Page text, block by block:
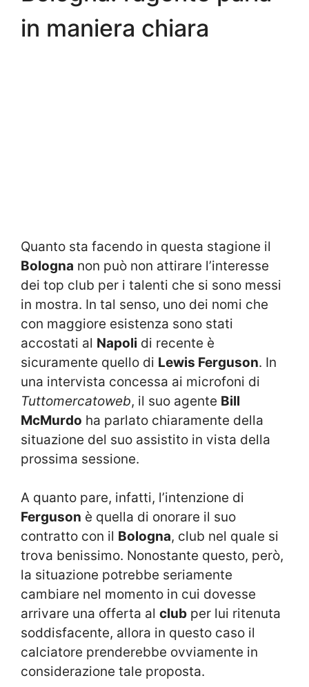
in maniera chiara
Quanto sta facendo in questa stagione il
Bologna non può non attirare l’interesse
dei top club per i talenti che si sono messi
in mostra. In tal senso, uno dei nomi che
con maggiore esistenza sono stati
accostati al Napoli di recente è
sicuramente quello di Lewis Ferguson. In
una intervista concessa ai microfoni di
Tuttomercatoweb, il suo agente Bill
McMurdo ha parlato chiaramente della
situazione del suo assistito in vista della
prossima sessione.
A quanto pare, infatti, l’intenzione di
Ferguson è quella di onorare il suo
contratto con il Bologna, club nel quale si
trova benissimo. Nonostante questo, però,
la situazione potrebbe seriamente
cambiare nel momento in cui dovesse
arrivare una offerta al club per lui ritenuta
soddisfacente, allora in questo caso il
calciatore prenderebbe ovviamente in
considerazione tale proposta.